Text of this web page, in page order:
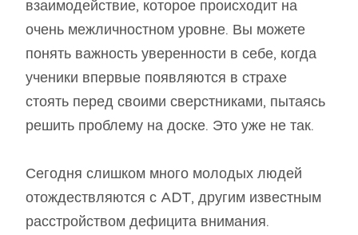
взаимодействие, которое происходит на
очень межличностном уровне. Вы можете
понять важность уверенности в себе, когда
ученики впервые появляются в страхе
стоять перед своими сверстниками, пытаясь
решить проблему на доске. Это уже не так.
Сегодня слишком много молодых людей
отождествляются с ADT, другим известным
расстройством дефицита внимания.